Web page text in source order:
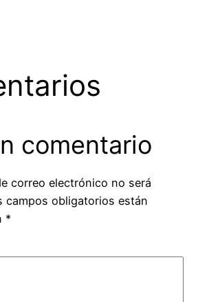
comentario
correo electrónico no será
campos obligatorios están
*